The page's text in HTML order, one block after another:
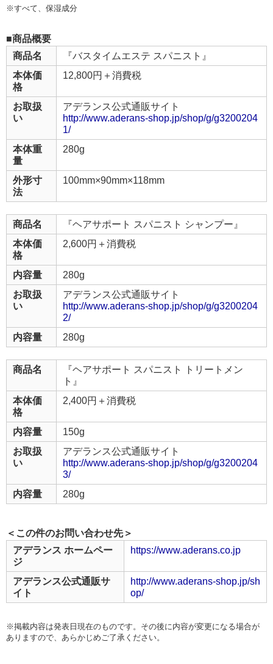
※すべて、保湿成分
■商品概要
商品名
『バスタイムエステ スパニスト』
本体価
格
12,800円＋消費税
お取扱
い
アデランス公式通販サイト
http://www.aderans-shop.jp/shop/g/g3200204
1/
本体重
量
280g
外形寸
法
100mm×90mm×118mm
商品名
『ヘアサポート スパニスト シャンプー』
本体価
格
2,600円＋消費税
内容量
280g
お取扱
い
アデランス公式通販サイト
http://www.aderans-shop.jp/shop/g/g3200204
2/
内容量
280g
商品名
『ヘアサポート スパニスト トリートメン
ト』
本体価
格
2,400円＋消費税
内容量
150g
お取扱
い
アデランス公式通販サイト
http://www.aderans-shop.jp/shop/g/g3200204
3/
内容量
280g
＜この件のお問い合わせ先＞
アデランス ホームペー
ジ
https://www.aderans.co.jp
アデランス公式通販サ
イト
http://www.aderans-shop.jp/sh
op/
※掲載内容は発表日現在のものです。その後に内容が変更になる場合が
ありますので、あらかじめご了承ください。